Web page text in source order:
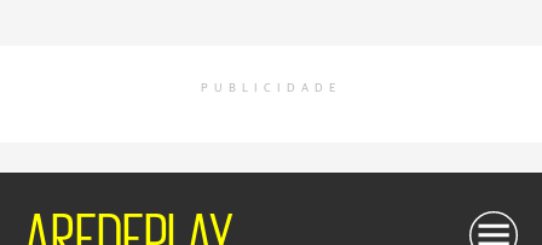
PUBLICIDADE